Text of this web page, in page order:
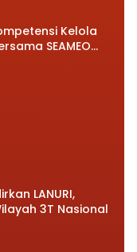
Kelola
SEAMEO
LANURI,
3T Nasional